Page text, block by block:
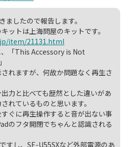
ましたので報告します。
ットは上海問屋のキットです。
item/21131.html
「This Accessory is Not
れますが、何故か問題なく再生さ
力と比べても歴然とした違いがあ
れているものと思います。
ぐに再生操作すると音が出ない事
のフタ開閉でちゃんと認識される
すし、SE-U55SXなど外部電源のあ